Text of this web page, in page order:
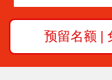
预留名额 |